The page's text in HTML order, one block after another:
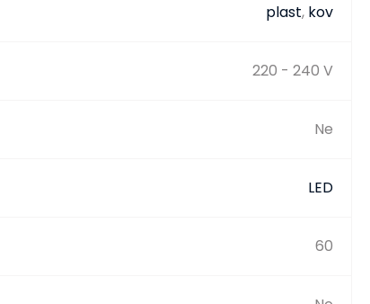
plast, kov
220 - 240 V
Ne
LED
60